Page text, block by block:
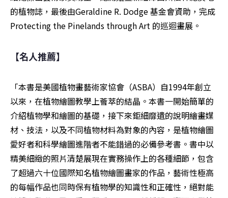
的植物誌，最後由Geraldine R. Dodge 基金會資助，完成
Protecting the Pinelands through Art 的巡迴畫展。
【名人推薦】
「本書是美國植物畫藝術家協會（ASBA）自1994年創立
以來，在植物繪圖教學上薈萃的結晶。本書一開始簡單的
介紹植物學和繪圖的基礎，接下來鉅細靡遺的說明繪畫媒
材、技法，以及不同植物材料為對象的內容，是植物繪圖
愛好者和科學繪圖進階者不能錯過的必備參考書。書中以
精美細緻的照片清楚展現在實務操作上的各種細節，包含
了超過六十位國際知名植物繪圖畫家的作品，藝術性極高
的每幅作品也同時保有植物學的知識性和正確性，絕對能